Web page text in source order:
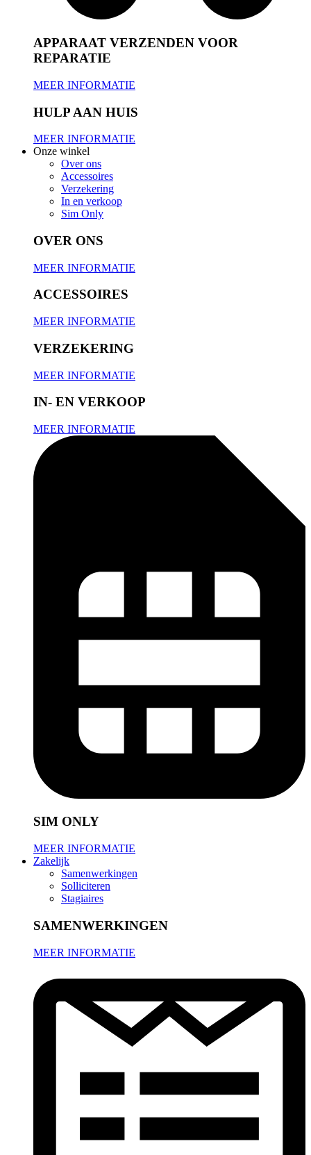
APPARAAT VERZENDEN VOOR
REPARATIE
MEER INFORMATIE
HULP AAN HUIS
MEER INFORMATIE
Onze winkel
Over ons
Accessoires
Verzekering
In en verkoop
Sim Only
OVER ONS
MEER INFORMATIE
ACCESSOIRES
MEER INFORMATIE
VERZEKERING
MEER INFORMATIE
IN- EN VERKOOP
MEER INFORMATIE
SIM ONLY
MEER INFORMATIE
Zakelijk
Samenwerkingen
Solliciteren
Stagiaires
SAMENWERKINGEN
MEER INFORMATIE